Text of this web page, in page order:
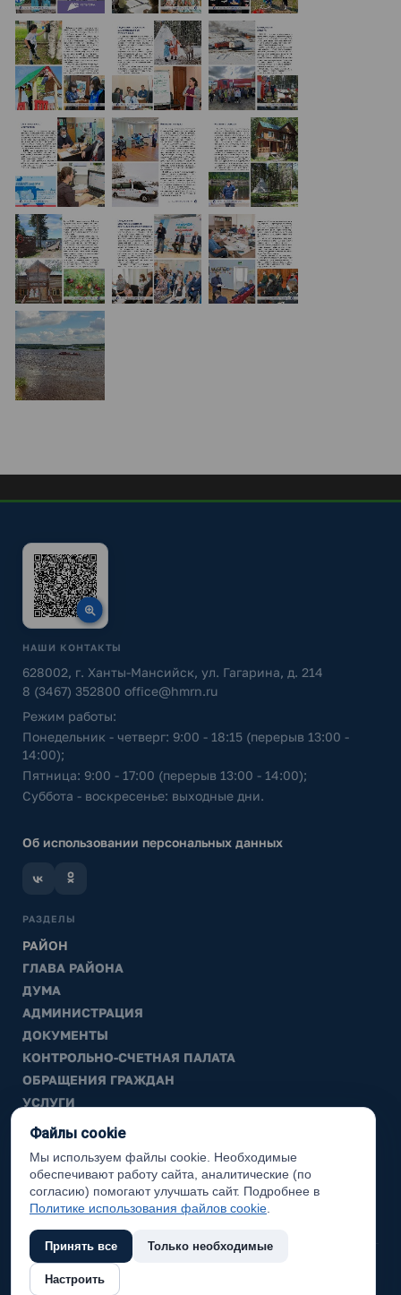
НАШИ КОНТАКТЫ
628002, г. Ханты-Мансийск, ул. Гагарина, д. 214
8 (3467) 352800 office@hmrn.ru
Режим работы:
Понедельник - четверг: 9:00 - 18:15 (перерыв 13:00 -
14:00);
Пятница: 9:00 - 17:00 (перерыв 13:00 - 14:00);
Суббота - воскресенье: выходные дни.
Об использовании персональных данных
РАЗДЕЛЫ
РАЙОН
ГЛАВА РАЙОНА
ДУМА
АДМИНИСТРАЦИЯ
ДОКУМЕНТЫ
КОНТРОЛЬНО-СЧЕТНАЯ ПАЛАТА
ОБРАЩЕНИЯ ГРАЖДАН
УСЛУГИ
ТИК
ИНФОРМАЦИЯ
Законодательная карта
Карта сайта
(с) 2017 Ханты-Мансийский район, официальный сайт
администрации
Файлы cookie
Мы используем файлы cookie. Необходимые
обеспечивают работу сайта, аналитические (по
согласию) помогают улучшать сайт. Подробнее в
Политике использования файлов cookie
Принять все Только необходимые
Настроить